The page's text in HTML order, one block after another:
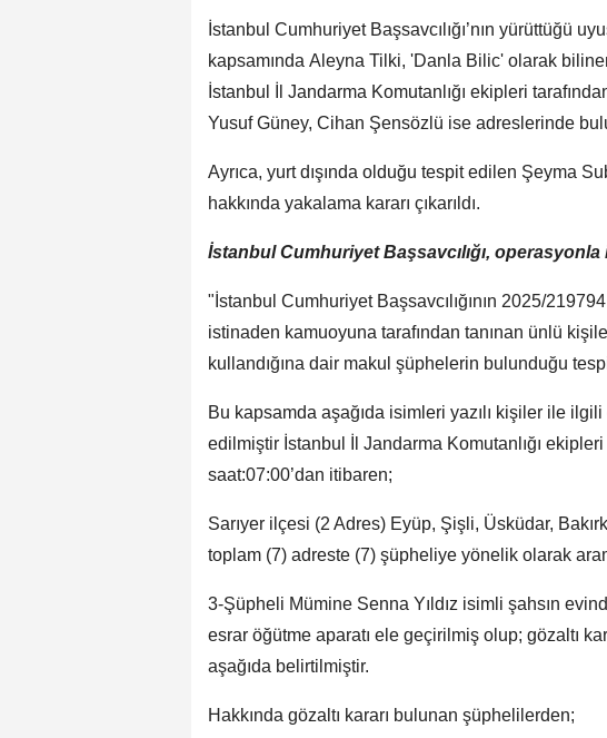
İstanbul Cumhuriyet Başsavcılığı’nın yürüttüğü
kapsamında Aleyna Tilki, 'Danla Bilic' olarak
İstanbul İl Jandarma Komutanlığı ekipleri
Yusuf Güney, Cihan Şensözlü ise adreslerinde
Ayrıca, yurt dışında olduğu tespit edilen Şeyma
hakkında yakalama kararı çıkarıldı.
İstanbul Cumhuriyet Başsavcılığı, operasyonla
"İstanbul Cumhuriyet Başsavcılığının 2025/
istinaden kamuoyuna tarafından tanınan ünlü
kullandığına dair makul şüphelerin bulunduğu
Bu kapsamda aşağıda isimleri yazılı kişiler ile
edilmiştir İstanbul İl Jandarma Komutanlığı
saat:07:00’dan itibaren;
Sarıyer ilçesi (2 Adres) Eyüp, Şişli, Üsküdar,
toplam (7) adreste (7) şüpheliye yönelik olarak
3-Şüpheli Mümine Senna Yıldız isimli şahsın
esrar öğütme aparatı ele geçirilmiş olup; gözaltı
aşağıda belirtilmiştir.
Hakkında gözaltı kararı bulunan şüphelilerden;